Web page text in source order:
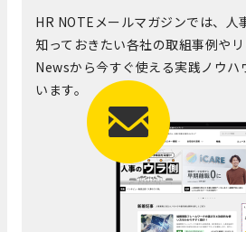
HR NOTEメールマガジンでは、人
知っておきたい各社の取組事例や
Newsから今すぐ使える実践ノウハ
います。